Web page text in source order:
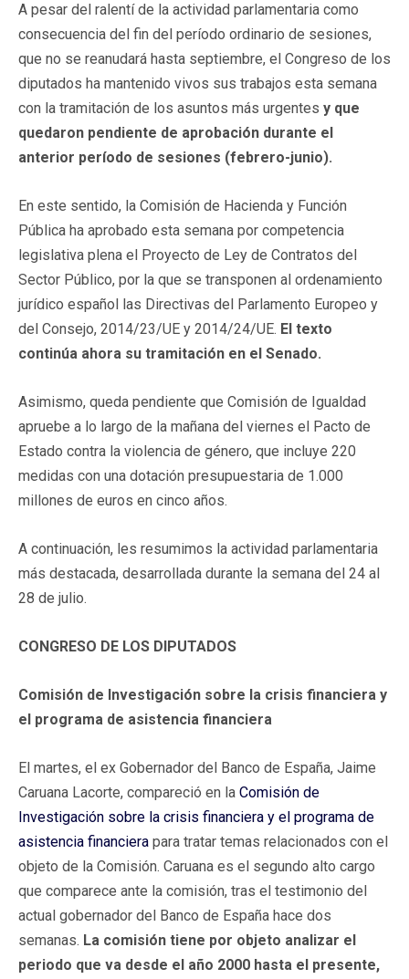
A pesar del ralentí de la actividad parlamentaria como
consecuencia del fin del período ordinario de sesiones,
que no se reanudará hasta septiembre, el Congreso de los
diputados ha mantenido vivos sus trabajos esta semana
con la tramitación de los asuntos más urgentes y que
quedaron pendiente de aprobación durante el
anterior período de sesiones (febrero-junio).
En este sentido, la Comisión de Hacienda y Función
Pública ha aprobado esta semana por competencia
legislativa plena el Proyecto de Ley de Contratos del
Sector Público, por la que se transponen al ordenamiento
jurídico español las Directivas del Parlamento Europeo y
del Consejo, 2014/23/UE y 2014/24/UE. El texto
continúa ahora su tramitación en el Senado.
Asimismo, queda pendiente que Comisión de Igualdad
apruebe a lo largo de la mañana del viernes el Pacto de
Estado contra la violencia de género, que incluye 220
medidas con una dotación presupuestaria de 1.000
millones de euros en cinco años.
A continuación, les resumimos la actividad parlamentaria
más destacada, desarrollada durante la semana del 24 al
28 de julio.
CONGRESO DE LOS DIPUTADOS
Comisión de Investigación sobre la crisis financiera y
el programa de asistencia financiera
El martes, el ex Gobernador del Banco de España, Jaime
Caruana Lacorte, compareció en la Comisión de
Investigación sobre la crisis financiera y el programa de
asistencia financiera para tratar temas relacionados con el
objeto de la Comisión. Caruana es el segundo alto cargo
que comparece ante la comisión, tras el testimonio del
actual gobernador del Banco de España hace dos
semanas. La comisión tiene por objeto analizar el
periodo que va desde el año 2000 hasta el presente,